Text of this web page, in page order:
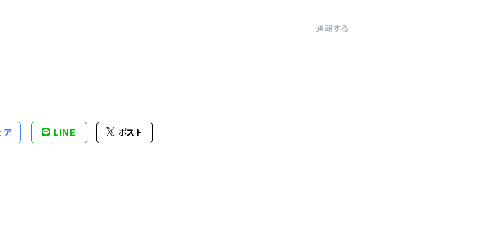
通報する
ア LINE ポスト